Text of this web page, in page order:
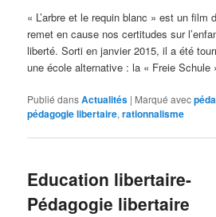
« L’arbre et le requin blanc » est un film
remet en cause nos certitudes sur
liberté. Sorti en janvier 2015, il a été
une école alternative : la « Freie
Publié dansActualités | Marqué avec
pédagogie libertaire,rationnalisme
Education libertaire-
Pédagogie libertaire